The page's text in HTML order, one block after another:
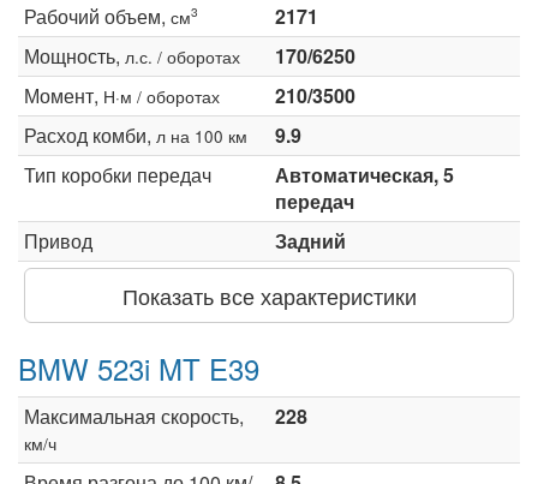
Рабочий объем, см3
2171
Мощность, л.с. / оборотах
170/6250
Момент, Н·м / оборотах
210/3500
Расход комби, л на 100 км
9.9
Тип коробки передач
Автоматическая, 5
передач
Привод
Задний
Показать все характеристики
BMW 523i MT E39
Максимальная скорость,
км/ч
228